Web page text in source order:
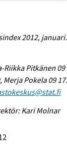
2012, januari.
Pitkänen 09
Merja Pokela 09
Kari Molnar